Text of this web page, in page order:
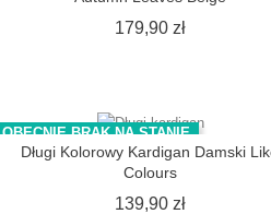
179,90 złCena
OBECNIE BRAK NA STANIE
Długi Kolorowy Kardigan Damski
Colours
139,90 złCena